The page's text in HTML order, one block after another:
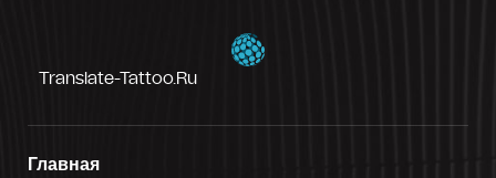
Translate-Tattoo.ru
Главная